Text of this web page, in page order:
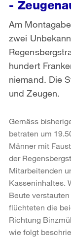
-
Am
zwei
hundert
niemand. Die
und Zeugen.
Gemäss
betraten um
Männer mit
der
Mitarbeitenden
Kasseninhaltes.
Beute
flüchteten die
Richtung
wie folgt